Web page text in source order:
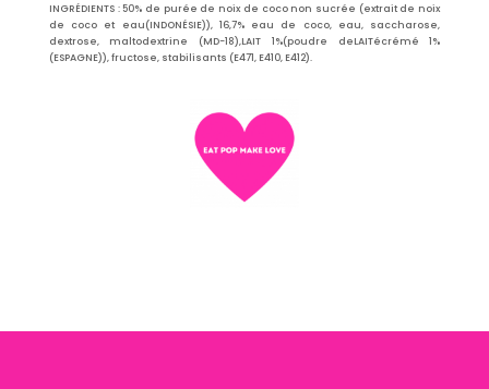
INGRÉDIENTS : 50% de purée de noix de coco non sucrée (extrait de noix
de coco et eau(INDONÉSIE)), 16,7% eau de coco, eau, saccharose,
dextrose, maltodextrine (MD-18),LAIT 1%(poudre deLAITécrémé 1%
(ESPAGNE)), fructose, stabilisants (E471, E410, E412).